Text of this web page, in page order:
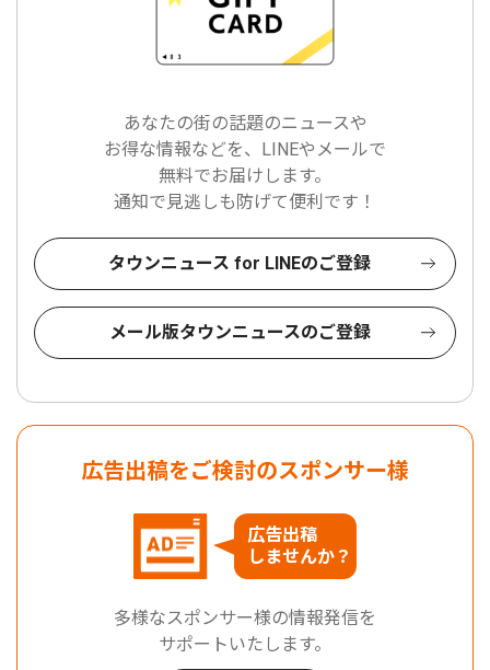
あなたの街の話題のニュースや
お得な情報などを、LINEやメールで
無料でお届けします。
通知で見逃しも防げて便利です！
タウンニュース for LINEのご登録
メール版タウンニュースのご登録
広告出稿をご検討のスポンサー様
広告出稿
しませんか？
多様なスポンサー様の情報発信を
サポートいたします。